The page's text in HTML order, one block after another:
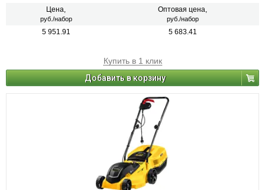
Цена,
руб./набор
Оптовая цена,
руб./набор
5 951.91 5 683.41
Купить в 1 клик
Добавить в корзину